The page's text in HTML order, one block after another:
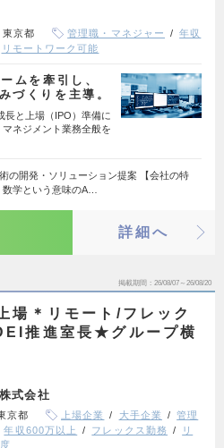
東京都 管理職・マネジャー
年収
リモートワーク可能
ムを牽引し、
づくりを主導。
長と上場（IPO）準備に
ネジメント業務全般を
の開発・ソリューション提案 【会社の特
学という意味のA…
詳細へ
掲載期間 26/08/07～26/08/20
場＊リモート/フレック
推進室長★グループ横
式会社
京都 上場企業 大手企業
管理
年収600万以上 フレックス勤務
リ